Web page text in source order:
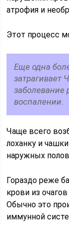
атрофия и
Этот процесс
Еще одна
затрагивает
заболевание
воспалении.
Чаще всего
лоханку и
наружных
Гораздо реже
крови из
Обычно это
иммунной